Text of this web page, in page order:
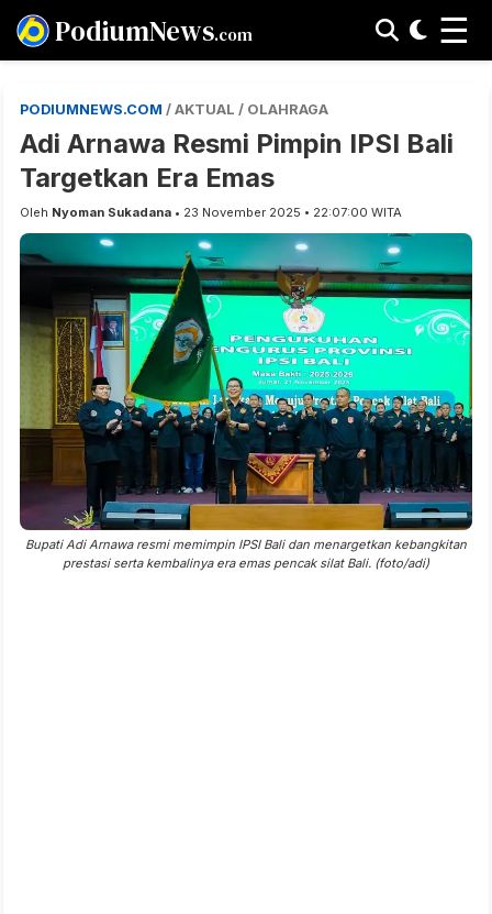
PodiumNews.com ☰
PODIUMNEWS.COM / AKTUAL / OLAHRAGA
Adi Arnawa Resmi Pimpin IPSI Bali
Targetkan Era Emas
Oleh Nyoman Sukadana • 23 November 2025 • 22:07:00 WITA
Bupati Adi Arnawa resmi memimpin IPSI Bali dan menargetkan kebangkitan
prestasi serta kembalinya era emas pencak silat Bali. (foto/adi)